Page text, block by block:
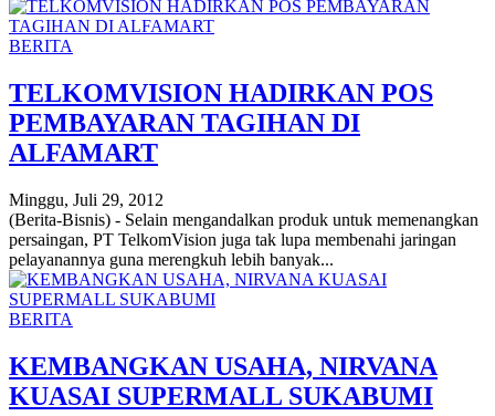
BERITA
TELKOMVISION HADIRKAN POS
PEMBAYARAN TAGIHAN DI
ALFAMART
Minggu, Juli 29, 2012
(Berita-Bisnis) - Selain mengandalkan produk untuk memenangkan
persaingan, PT TelkomVision juga tak lupa membenahi jaringan
pelayanannya guna merengkuh lebih banyak...
BERITA
KEMBANGKAN USAHA, NIRVANA
KUASAI SUPERMALL SUKABUMI